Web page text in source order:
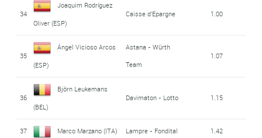
34
Joaquim Rodríguez
Oliver (ESP)
Caisse d'Epargne 1.00
35
Ángel Vicioso Arcos
(ESP)
Astana - Würth
Team
1.07
36
Björn Leukemans
(BEL)
Davimaton - Lotto 1.15
37 Marco Marzano (ITA) Lampre - Fondital 1.42